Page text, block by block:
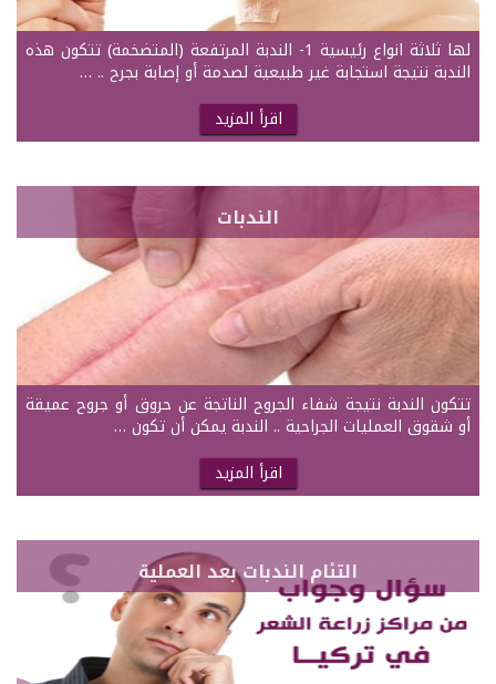
لها ثلاثة انواع رئيسية 1- الندبة المرتفعة (المتضخمة) تتكون هذه
الندبة نتيجة استجابة غير طبيعية لصدمة أو إصابة بجرح .. …
اقرأ المزيد
الندبات
تتكون الندبة نتيجة شفاء الجروح الناتجة عن حروق أو جروح عميقة
أو شقوق العمليات الجراحية .. الندبة يمكن أن تكون …
اقرأ المزيد
التئام الندبات بعد العملية